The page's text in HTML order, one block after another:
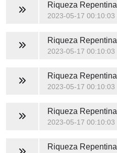
Riqueza Repentina
2023-05-17 00:10:03
Riqueza Repentina
2023-05-17 00:10:03
Riqueza Repentina
2023-05-17 00:10:03
Riqueza Repentina
2023-05-17 00:10:03
Riqueza Repentina